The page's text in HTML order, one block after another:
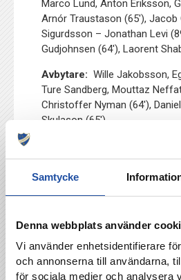
Samtycke
Denna webbplats använder
Vi använder enhetsidentifierare
och annonserna till användarna,
för sociala medier och analysera
Marco Lund, Anton Eriksson,
Arnór Traustason (65′),
Sigurdsson – Jonathan Levi
Gudjohnsen (64′), Laorent
Avbytare: Wille Jakobsson,
Ture Sandberg, Mouttaz
Christoffer Nyman (64′), Daniel
Skulason (65′).
TILLBAKA